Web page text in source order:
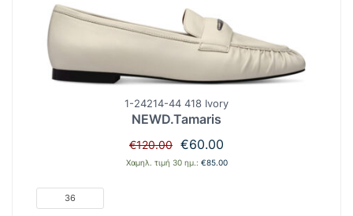
1-24214-44 418 Ivory
NEWD.Tamaris
€120.00 Original
price
€60.00
τρέχουσα
Χαμηλ. τιμή 30 ημ.: €85.00
36